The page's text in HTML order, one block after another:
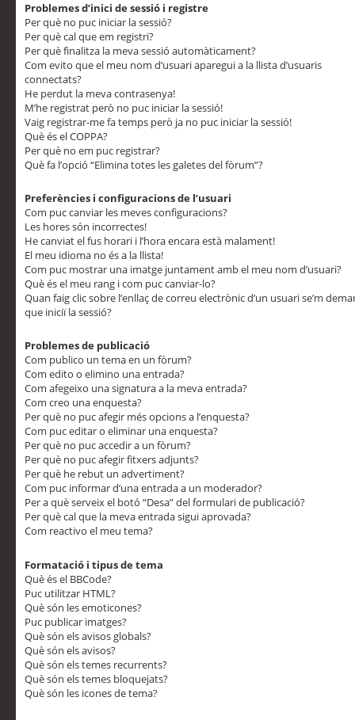
Problemes d’inici de sessió i registre
Per què no puc iniciar la sessió?
Per què cal que em registri?
Per què finalitza la meva sessió automàticament?
Com evito que el meu nom d’usuari aparegui a la llista d’usuaris
connectats?
He perdut la meva contrasenya!
M’he registrat però no puc iniciar la sessió!
Vaig registrar-me fa temps però ja no puc iniciar la sessió!
Què és el COPPA?
Per què no em puc registrar?
Què fa l’opció “Elimina totes les galetes del fòrum”?
Preferències i configuracions de l’usuari
Com puc canviar les meves configuracions?
Les hores són incorrectes!
He canviat el fus horari i l’hora encara està malament!
El meu idioma no és a la llista!
Com puc mostrar una imatge juntament amb el meu nom d’usuari?
Què és el meu rang i com puc canviar-lo?
Quan faig clic sobre l’enllaç de correu electrònic d’un usuari se’m
que iniciï la sessió?
Problemes de publicació
Com publico un tema en un fòrum?
Com edito o elimino una entrada?
Com afegeixo una signatura a la meva entrada?
Com creo una enquesta?
Per què no puc afegir més opcions a l’enquesta?
Com puc editar o eliminar una enquesta?
Per què no puc accedir a un fòrum?
Per què no puc afegir fitxers adjunts?
Per què he rebut un advertiment?
Com puc informar d’una entrada a un moderador?
Per a què serveix el botó “Desa” del formulari de publicació?
Per què cal que la meva entrada sigui aprovada?
Com reactivo el meu tema?
Formatació i tipus de tema
Què és el BBCode?
Puc utilitzar HTML?
Què són les emoticones?
Puc publicar imatges?
Què són els avisos globals?
Què són els avisos?
Què són els temes recurrents?
Què són els temes bloquejats?
Què són les icones de tema?